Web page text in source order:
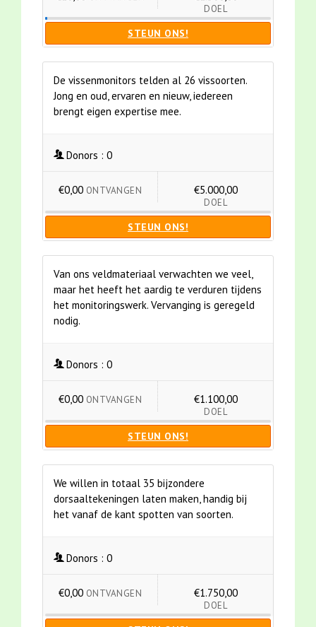
DOEL
STEUN ONS!
De vissenmonitors telden al 26 vissoorten.
Jong en oud, ervaren en nieuw, iedereen
brengt eigen expertise mee.
Donors : 0
€0,00 ONTVANGEN €5.000,00
DOEL
STEUN ONS!
Van ons veldmateriaal verwachten we veel,
maar het heeft het aardig te verduren tijdens
het monitoringswerk. Vervanging is geregeld
nodig.
Donors : 0
€0,00 ONTVANGEN €1.100,00
DOEL
STEUN ONS!
We willen in totaal 35 bijzondere
dorsaaltekeningen laten maken, handig bij
het vanaf de kant spotten van soorten.
Donors : 0
€0,00 ONTVANGEN €1.750,00
DOEL